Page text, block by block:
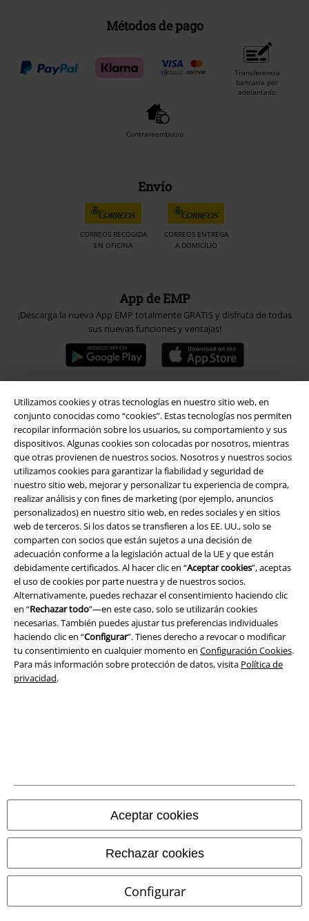
Utilizamos cookies y otras tecnologías en nuestro sitio web, en
conjunto conocidas como “cookies”. Estas tecnologías nos permiten
recopilar información sobre los usuarios, su comportamiento y sus
dispositivos. Algunas cookies son colocadas por nosotros, mientras
que otras provienen de nuestros socios. Nosotros y nuestros socios
utilizamos cookies para garantizar la fiabilidad y seguridad de
nuestro sitio web, mejorar y personalizar tu experiencia de compra,
realizar análisis y con fines de marketing (por ejemplo, anuncios
personalizados) en nuestro sitio web, en redes sociales y en sitios
web de terceros. Si los datos se transfieren a los EE. UU., solo se
comparten con socios que están sujetos a una decisión de
adecuación conforme a la legislación actual de la UE y que están
debidamente certificados. Al hacer clic en “Aceptar cookies”, aceptas
el uso de cookies por parte nuestra y de nuestros socios.
Alternativamente, puedes rechazar el consentimiento haciendo clic
en “Rechazar todo”—en este caso, solo se utilizarán cookies
necesarias. También puedes ajustar tus preferencias individuales
haciendo clic en “Configurar”. Tienes derecho a revocar o modificar
tu consentimiento en cualquier momento en Configuración Cookies.
Para más información sobre protección de datos, visita Política de
privacidad.
Aceptar cookies
Rechazar cookies
Configurar
Métodos de pago
Transferencia
bancaria por
adelantado
Contrareembolso
Envío
CORREOS RECOGIDA
EN OFICINA
CORREOS ENTREGA
A DOMICILIO
App de EMP
¡Descarga la nueva App EMP totalmente GRATIS y disfruta de todas
sus nuevas funciones y ventajas!
A Warner Music Group Company
Seguridad
Ley protección de datos
Eliminación de residuos y protección del medioambiente
Información sobre accesibilidad